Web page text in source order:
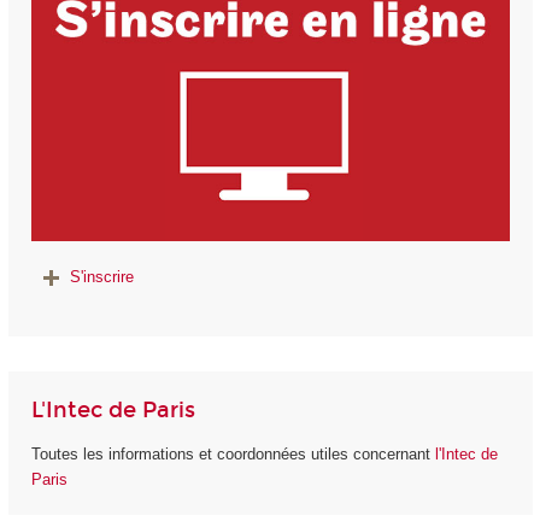
S'inscrire
L'Intec de Paris
Toutes les informations et coordonnées utiles concernant l'Intec de
Paris